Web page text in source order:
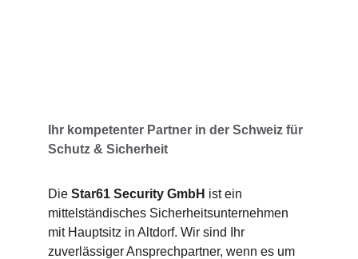
Ihr kompetenter Partner in der Schweiz für
Schutz & Sicherheit
Die Star61 Security GmbH ist ein
mittelständisches Sicherheitsunternehmen
mit Hauptsitz in Altdorf. Wir sind Ihr
zuverlässiger Ansprechpartner, wenn es um